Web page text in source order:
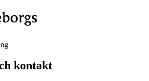
kontakt